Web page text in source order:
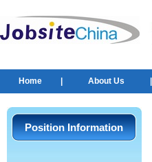
Home About Us
Position Information